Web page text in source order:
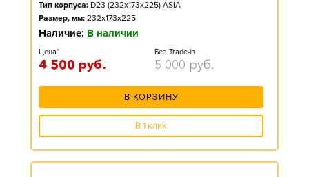
Тип корпуса: D23 (232x173x225) ASIA
Размер, мм: 232x173x225
Наличие: В наличии
Цена*
4 500 руб.
Без Trade-in
5 000 руб.
В КОРЗИНУ
В 1 клик